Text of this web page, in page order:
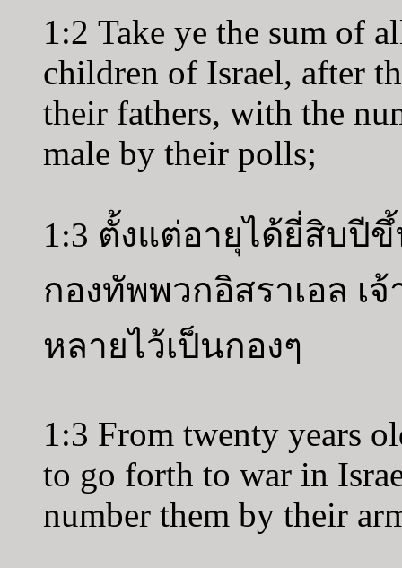
1:2 Take ye the sum of
children of Israel, after
their fathers, with the
male by their polls;
1:3 ตั้งแต่อายุได้ยี่สิบปี
กองทัพพวกอิสราเอล เ
หลายไว้เป็นกองๆ
1:3 From twenty years
to go forth to war in
number them by their